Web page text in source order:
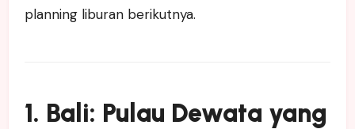
planning liburan berikutnya.
1. Bali: Pulau Dewata yang